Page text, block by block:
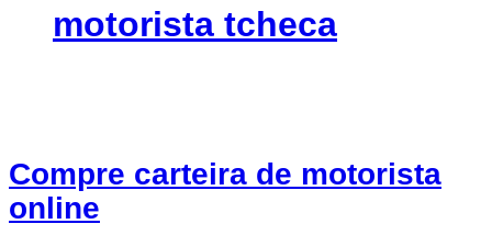
motorista tcheca
Compre carteira de motorista
online